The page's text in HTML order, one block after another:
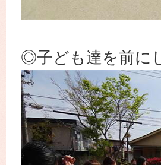
◎子ども達を前に